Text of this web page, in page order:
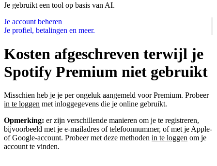
Je gebruikt een tool op basis van AI.
Je account beheren
Je profiel, betalingen en meer.
Kosten afgeschreven terwijl je
Spotify Premium niet gebruikt
Misschien heb je je per ongeluk aangemeld voor Premium. Probeer
in te loggen met inloggegevens die je online gebruikt.
Opmerking: er zijn verschillende manieren om je te registreren,
bijvoorbeeld met je e-mailadres of telefoonnummer, of met je Apple-
of Google-account. Probeer met deze methoden in te loggen om je
account te vinden.